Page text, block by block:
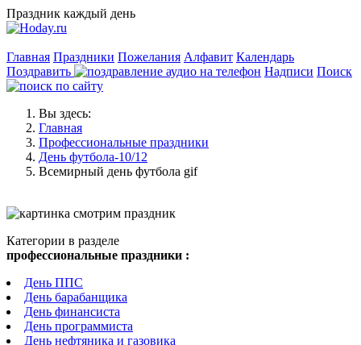
Праздник каждый день
Главная Праздники Пожелания Алфавит Календарь
Поздравить
Надписи Поиск
Вы здесь:
Главная
Профессиональные праздники
День футбола-10/12
Всемирный день футбола gif
Категории в разделе
профессиональные праздники :
День ППС
День барабанщика
День финансиста
День программиста
День нефтяника и газовика